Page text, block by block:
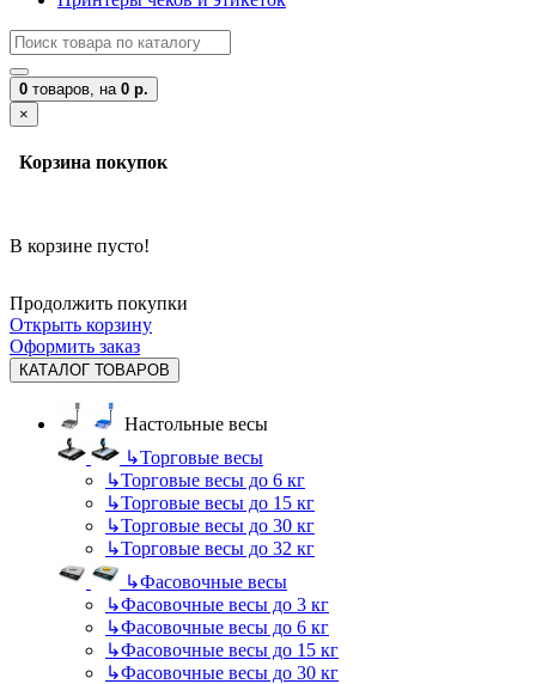
0 товаров, на 0 р.
×
Корзина покупок
В корзине пусто!
Продолжить покупки
Открыть корзину
Оформить заказ
КАТАЛОГ ТОВАРОВ
Настольные весы
↳Торговые весы
↳Торговые весы до 6 кг
↳Торговые весы до 15 кг
↳Торговые весы до 30 кг
↳Торговые весы до 32 кг
↳Фасовочные весы
↳Фасовочные весы до 3 кг
↳Фасовочные весы до 6 кг
↳Фасовочные весы до 15 кг
↳Фасовочные весы до 30 кг